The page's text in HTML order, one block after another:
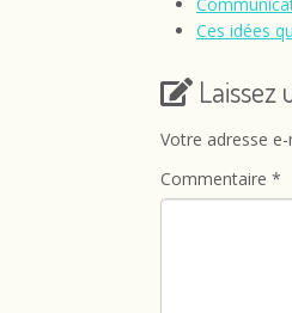
Ces idées
Laissez
Votre adresse
Commentaire *